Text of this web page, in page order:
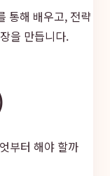
통해 배우고, 전략
을 만듭니다.
부터 해야 할까